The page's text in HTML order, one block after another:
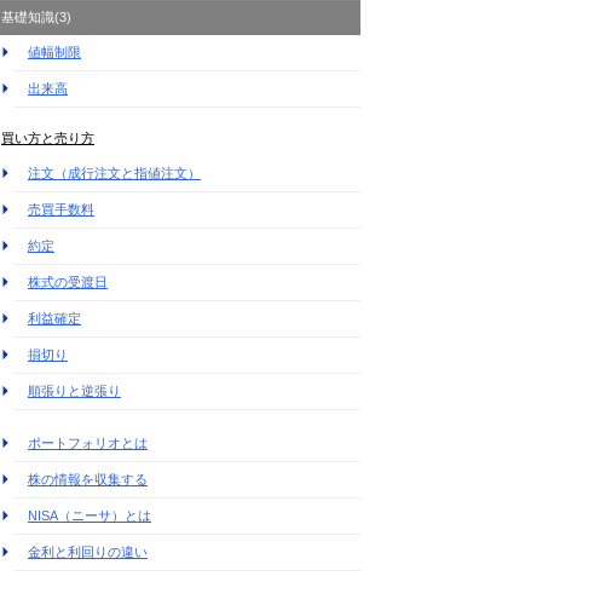
基礎知識(3)
値幅制限
出来高
買い方と売り方
注文（成行注文と指値注文）
売買手数料
約定
株式の受渡日
利益確定
損切り
順張りと逆張り
ポートフォリオとは
株の情報を収集する
NISA（ニーサ）とは
金利と利回りの違い